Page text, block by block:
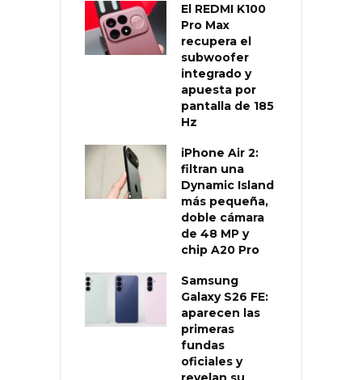
El REDMI K100
Pro Max
recupera el
subwoofer
integrado y
apuesta por
pantalla de 185
Hz
iPhone Air 2:
filtran una
Dynamic Island
más pequeña,
doble cámara
de 48 MP y
chip A20 Pro
Samsung
Galaxy S26 FE:
aparecen las
primeras
fundas
oficiales y